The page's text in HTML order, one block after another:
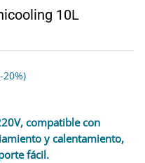
10L
20%)
compatible con
y calentamiento,
fácil.